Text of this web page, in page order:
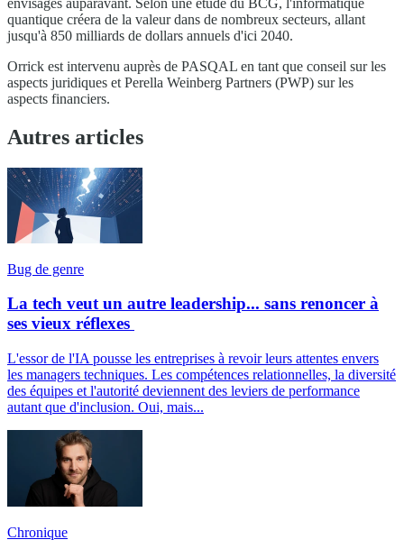
quantique créera de la valeur dans de nombreux secteurs, allant
jusqu'à 850 milliards de dollars annuels d'ici 2040.
Orrick est intervenu auprès de PASQAL en tant que conseil sur les
aspects juridiques et Perella Weinberg Partners (PWP) sur les
aspects financiers.
Autres articles
Bug de genre
La tech veut un autre leadership... sans renoncer à
ses vieux réflexes
L'essor de l'IA pousse les entreprises à revoir leurs attentes envers
les managers techniques. Les compétences relationnelles, la diversité
des équipes et l'autorité deviennent des leviers de performance
autant que d'inclusion. Oui, mais...
Chronique